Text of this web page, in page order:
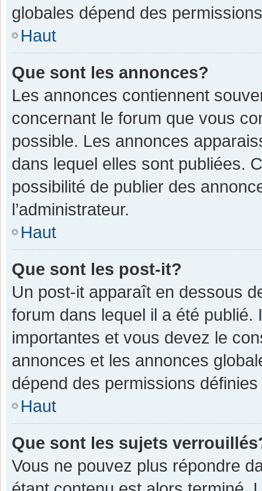
globales dépend des
Haut
Que sont les annonces?
Les annonces contiennent
concernant le forum que vous
possible. Les annonces
dans lequel elles sont publiées.
possibilité de publier des
l’administrateur.
Haut
Que sont les post-it?
Un post-it apparaît en dessous
forum dans lequel il a été
importantes et vous devez le
annonces et les annonces
dépend des permissions définies
Haut
Que sont les sujets
Vous ne pouvez plus répondre